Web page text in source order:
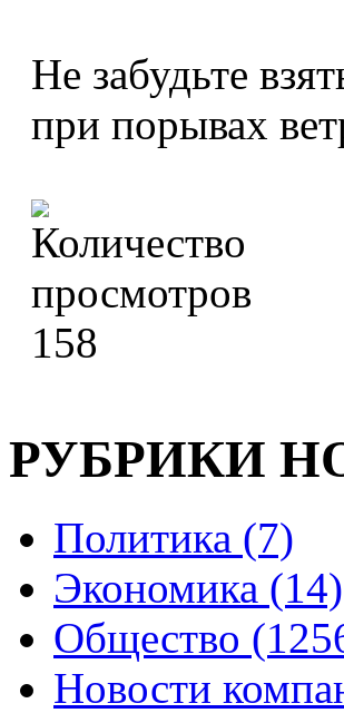
Не забудьте
при порывах
158
РУБРИКИ
Политика (7)
Экономика (14)
Общество
Новости